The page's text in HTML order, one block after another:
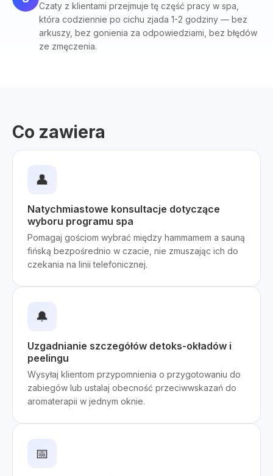
Czaty z klientami przejmuje tę część pracy w spa,
która codziennie po cichu zjada 1-2 godziny — bez
arkuszy, bez gonienia za odpowiedziami, bez błędów
ze zmęczenia.
Co zawiera
👤
Natychmiastowe konsultacje dotyczące
wyboru programu spa
Pomagaj gościom wybrać między hammamem a sauną
fińską bezpośrednio w czacie, nie zmuszając ich do
czekania na linii telefonicznej.
🔔
Uzgadnianie szczegółów detoks-okładów i
peelingu
Wysyłaj klientom przypomnienia o przygotowaniu do
zabiegów lub ustalaj obecność przeciwwskazań do
aromaterapii w jednym oknie.
📅